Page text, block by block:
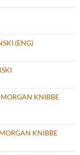
(ENG)
MORGAN KNIBBE
KNIBBE